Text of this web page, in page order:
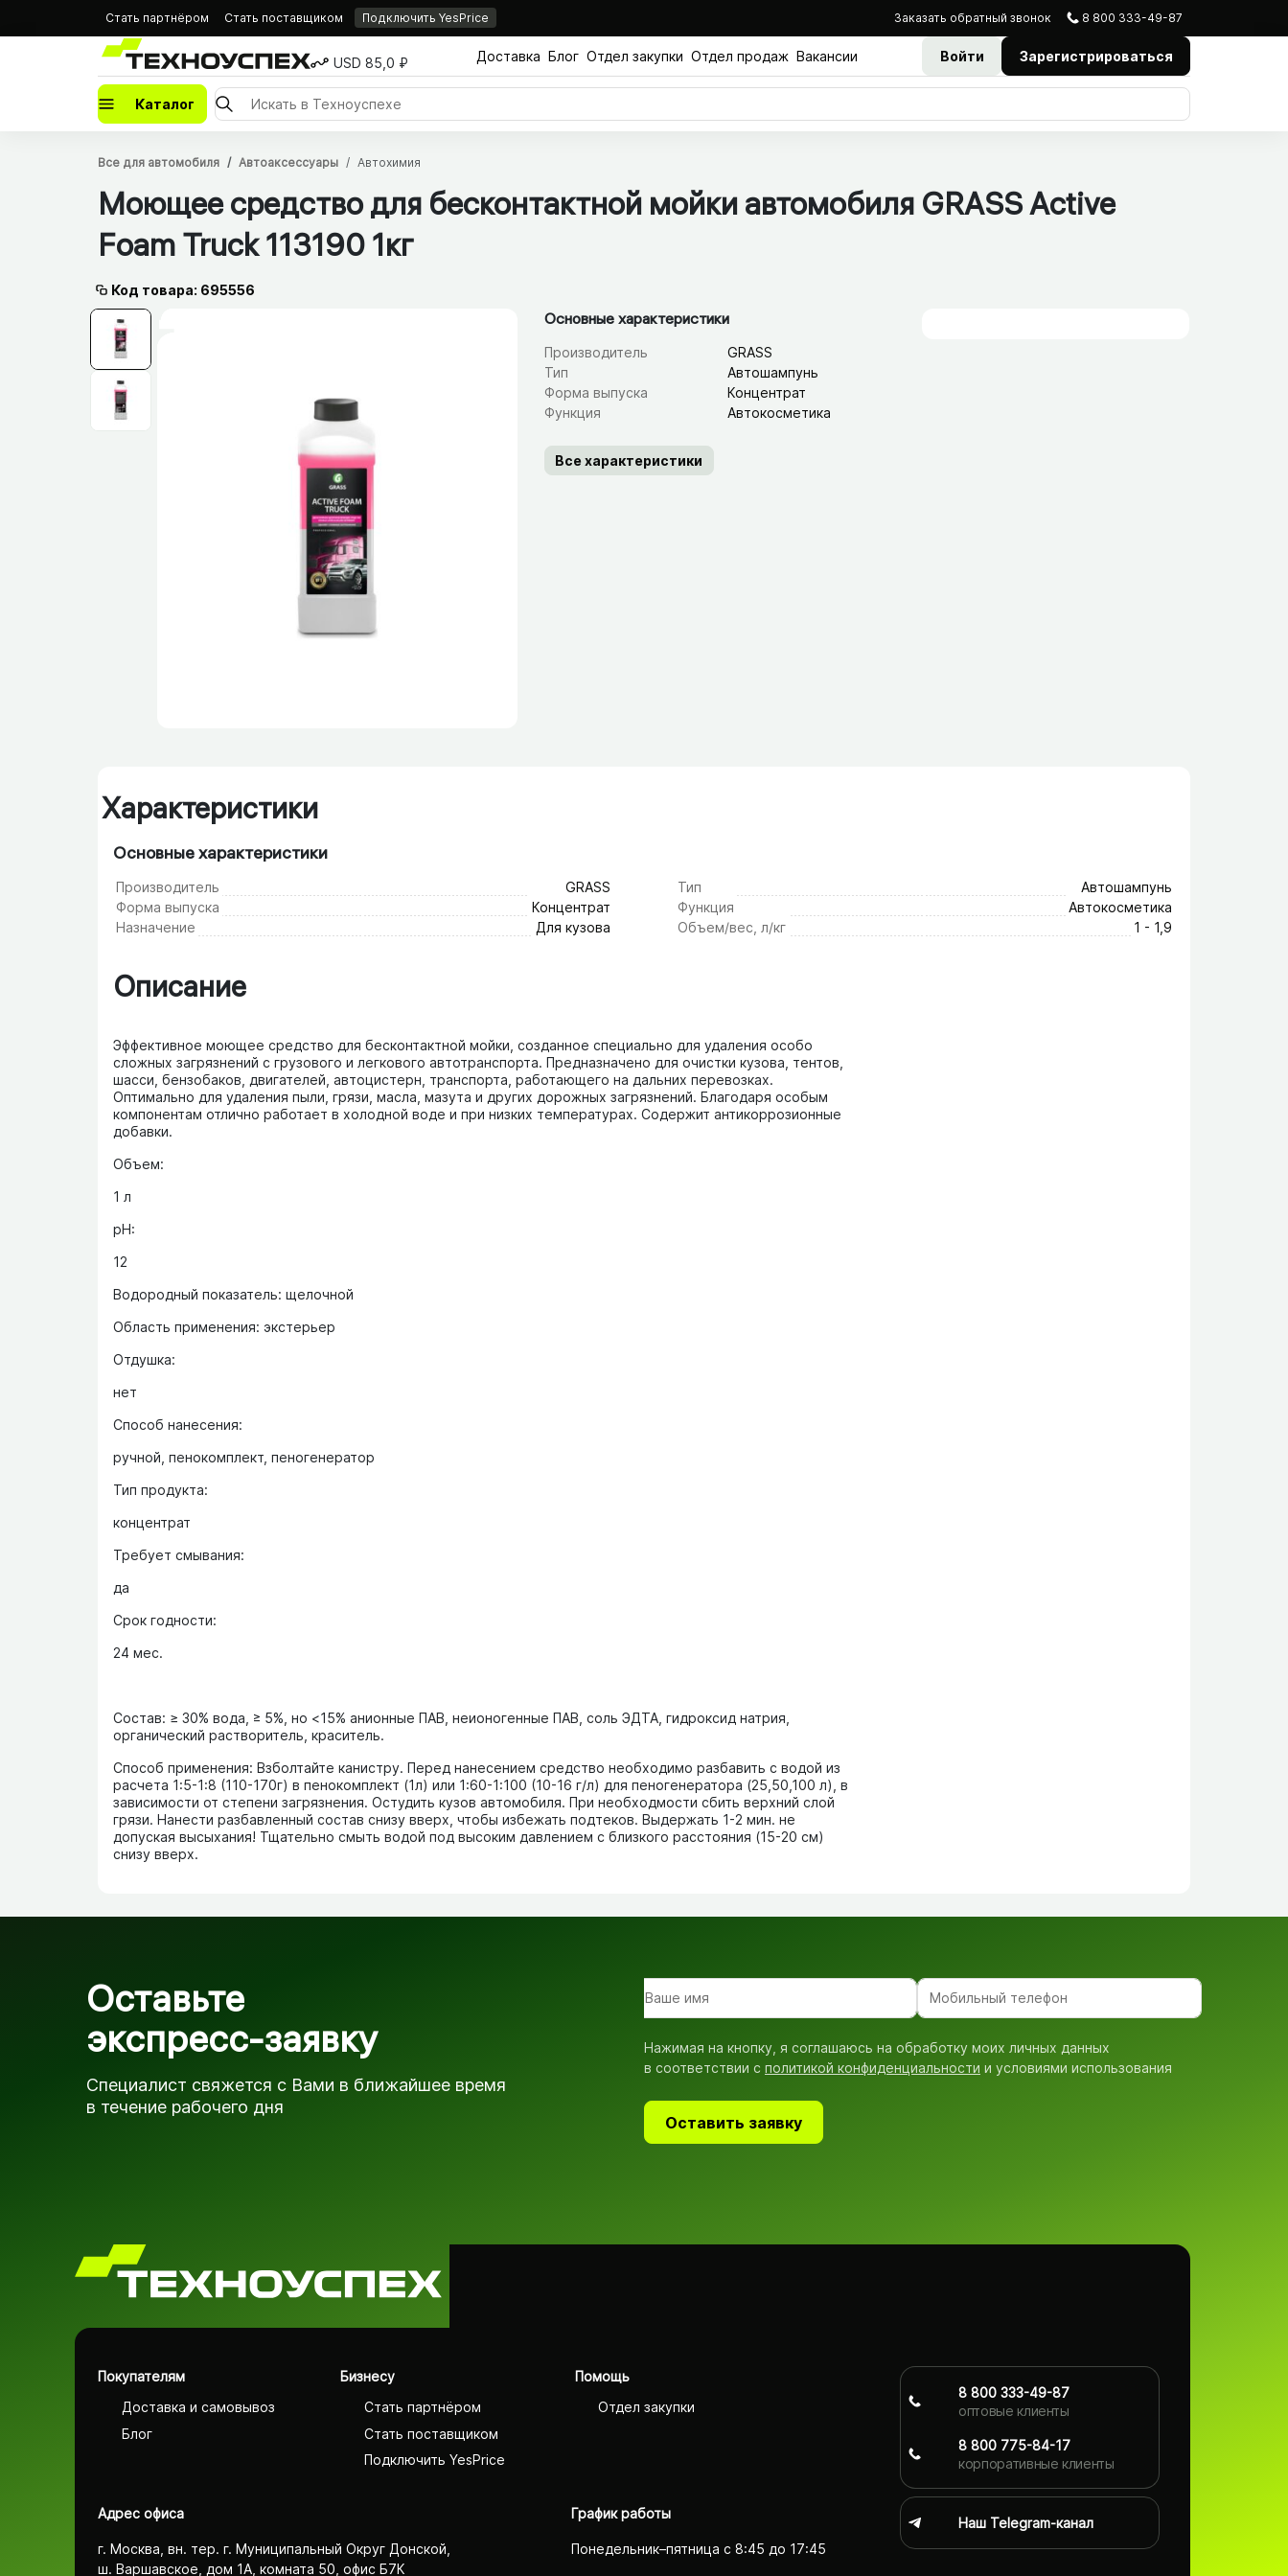
Стать партнёром Стать поставщиком Подключить YesPrice Заказать обратный звонок 8 800 333-49-87
USD 85,0 ₽ Доставка Блог Отдел закупки Отдел продаж Вакансии Войти Зарегистрироваться
Каталог
Все для автомобиля Автоаксессуары Автохимия
Моющее средство для бесконтактной мойки автомобиля GRASS Active
Foam Truck 113190 1кг
Код товара: 695556
Основные характеристики
Производитель
GRASS
Тип
Автошампунь
Форма выпуска
Концентрат
Функция
Автокосметика
Все характеристики
Характеристики
Основные характеристики
Производитель GRASS Тип
Автошампунь
Форма выпуска
Концентрат Функция
Автокосметика
Назначение
Для кузова Объем/вес, л/кг 1 - 1,9
Описание
Эффективное моющее средство для бесконтактной мойки, созданное специально для удаления особо
сложных загрязнений с грузового и легкового автотранспорта. Предназначено для очистки кузова, тентов,
шасси, бензобаков, двигателей, автоцистерн, транспорта, работающего на дальних перевозках.
Оптимально для удаления пыли, грязи, масла, мазута и других дорожных загрязнений. Благодаря особым
компонентам отлично работает в холодной воде и при низких температурах. Содержит антикоррозионные
добавки.
Объем:
1 л
рН:
12
Водородный показатель: щелочной
Область применения: экстерьер
Отдушка:
нет
Способ нанесения:
ручной, пенокомплект, пеногенератор
Тип продукта:
концентрат
Требует смывания:
да
Срок годности:
24 мес.
Состав: ≥ 30% вода, ≥ 5%, но <15% анионные ПАВ, неионогенные ПАВ, соль ЭДТА, гидроксид натрия,
органический растворитель, краситель.
Способ применения: Взболтайте канистру. Перед нанесением средство необходимо разбавить с водой из
расчета 1:5-1:8 (110-170г) в пенокомплект (1л) или 1:60-1:100 (10-16 г/л) для пеногенератора (25,50,100 л), в
зависимости от степени загрязнения. Остудить кузов автомобиля. При необходмости сбить верхний слой
грязи. Нанести разбавленный состав снизу вверх, чтобы избежать подтеков. Выдержать 1-2 мин. не
допуская высыхания! Тщательно смыть водой под высоким давлением с близкого расстояния (15-20 см)
снизу вверх.
Оставьте
экспресс-заявку
Специалист свяжется с Вами в ближайшее время
в течение рабочего дня
Нажимая на кнопку, я соглашаюсь на обработку моих личных данных
в соответствии с политикой конфиденциальности и условиями использования
Оставить заявку
Покупателям
Доставка и самовывоз
Блог
Бизнесу
Стать партнёром
Стать поставщиком
Подключить YesPrice
Помощь
Отдел закупки
Адрес офиса
г. Москва, вн. тер. г. Муниципальный Округ Донской,
ш. Варшавское, дом 1А, комната 50, офис Б7К
График работы
Понедельник–пятница с 8:45 до 17:45
8 800 333-49-87
оптовые клиенты
8 800 775-84-17
корпоративные клиенты
Наш Telegram-канал